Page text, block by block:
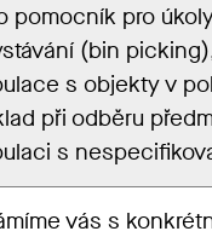
pomocník pro
(bin
s objekty v
při odběru
s
vás s